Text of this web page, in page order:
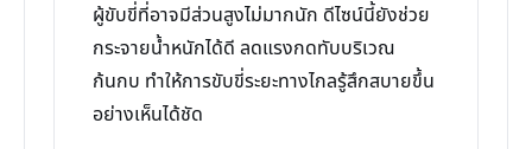
ผู้ขับขี่ที่อาจมีส่วนสูงไม่มากนัก ดีไซน์นี้ยังช่วย
กระจายน้ำหนักได้ดี ลดแรงกดทับบริเวณ
ก้นกบ ทำให้การขับขี่ระยะทางไกลรู้สึกสบายขึ้น
อย่างเห็นได้ชัด